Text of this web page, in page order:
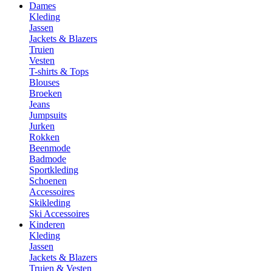
Dames
Kleding
Jassen
Jackets & Blazers
Truien
Vesten
T-shirts & Tops
Blouses
Broeken
Jeans
Jumpsuits
Jurken
Rokken
Beenmode
Badmode
Sportkleding
Schoenen
Accessoires
Skikleding
Ski Accessoires
Kinderen
Kleding
Jassen
Jackets & Blazers
Truien & Vesten